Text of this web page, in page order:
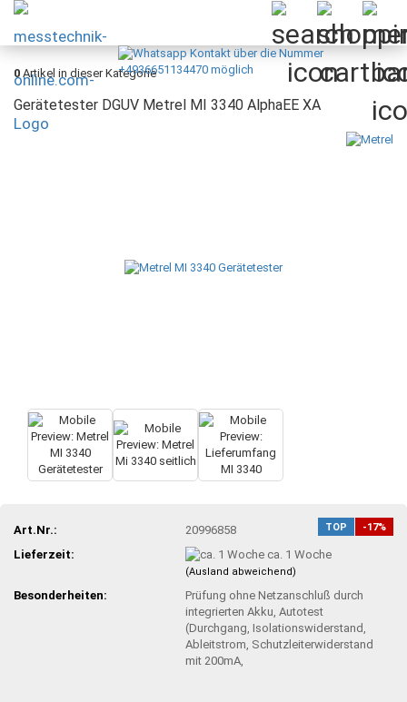
0 Artikel in dieser Kategorie
Gerätetester DGUV Metrel MI 3340 AlphaEE XA
TOP -17%
Art.Nr.:
20996858
Lieferzeit:
ca. 1 Woche
(Ausland abweichend)
Besonderheiten:
Prüfung ohne Netzanschluß durch
integrierten Akku, Autotest
(Durchgang, Isolationswiderstand,
Ableitstrom, Schutzleiterwiderstand
mit 200mA,